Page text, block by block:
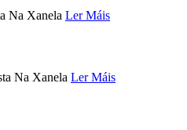
Na Xanela Ler Máis
Na Xanela Ler Máis